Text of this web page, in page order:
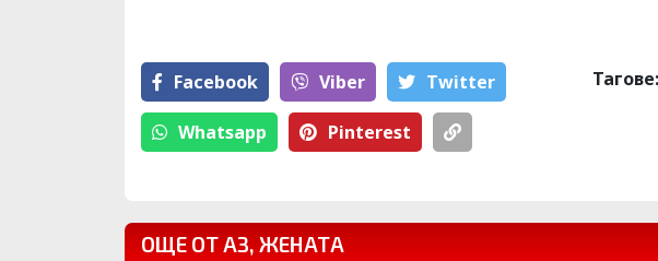
Facebook Viber Тwitter
Whatsapp Pinterest
Тагове:
ОЩЕ ОТ АЗ, ЖЕНАТА